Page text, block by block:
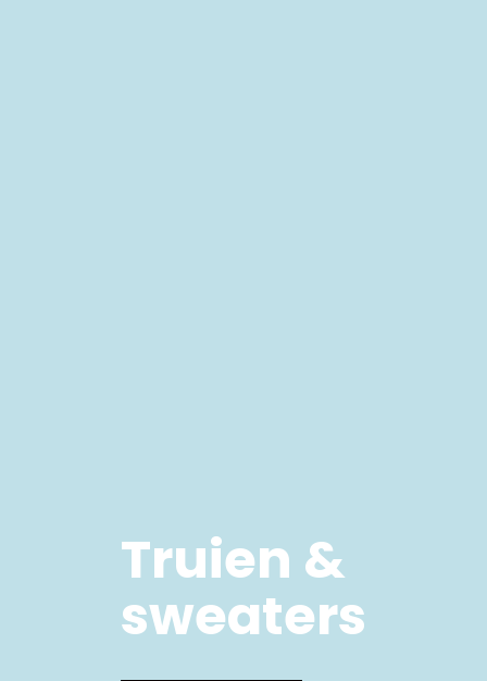
Truien &
sweaters